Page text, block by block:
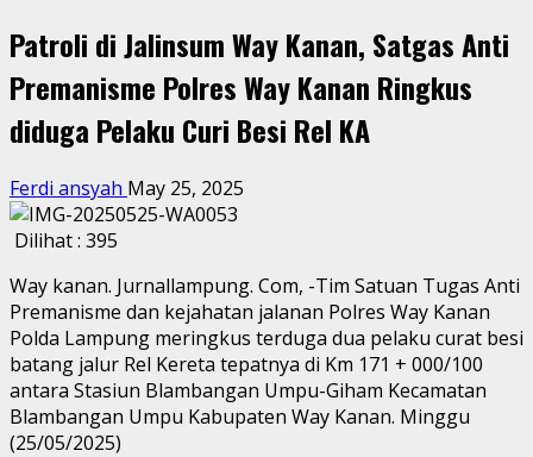
Patroli di Jalinsum Way Kanan, Satgas Anti
Premanisme Polres Way Kanan Ringkus
diduga Pelaku Curi Besi Rel KA
Ferdi ansyah May 25, 2025
Dilihat : 395
Way kanan. Jurnallampung. Com, -Tim Satuan Tugas Anti
Premanisme dan kejahatan jalanan Polres Way Kanan
Polda Lampung meringkus terduga dua pelaku curat besi
batang jalur Rel Kereta tepatnya di Km 171 + 000/100
antara Stasiun Blambangan Umpu-Giham Kecamatan
Blambangan Umpu Kabupaten Way Kanan. Minggu
(25/05/2025)